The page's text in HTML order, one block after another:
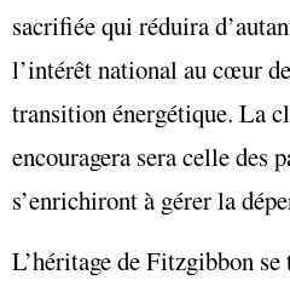
sacrifiée qui réduira
l’intérêt national au cœur
transition énergétique. La
encouragera sera celle des
s’enrichiront à gérer la
L’héritage de Fitzgibbon